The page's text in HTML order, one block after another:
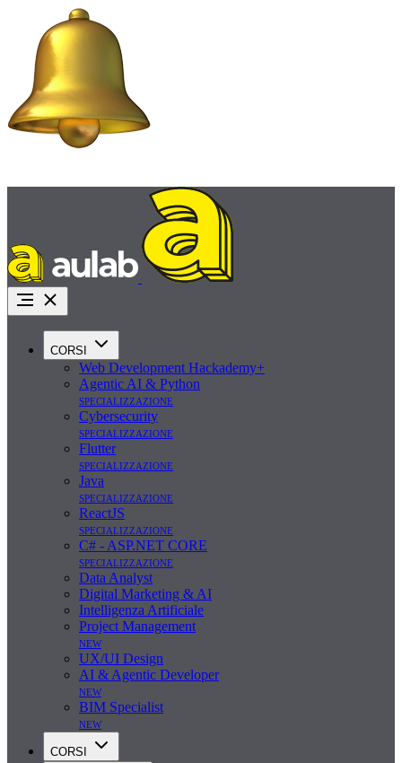
CORSI
Web Development Hackademy+
Agentic AI & Python
specializzazione
Cybersecurity
specializzazione
Flutter
specializzazione
Java
specializzazione
ReactJS
specializzazione
C# - ASP.NET CORE
specializzazione
Data Analyst
Digital Marketing & AI
Intelligenza Artificiale
Project Management
new
UX/UI Design
AI & Agentic Developer
new
BIM Specialist
new
CORSI